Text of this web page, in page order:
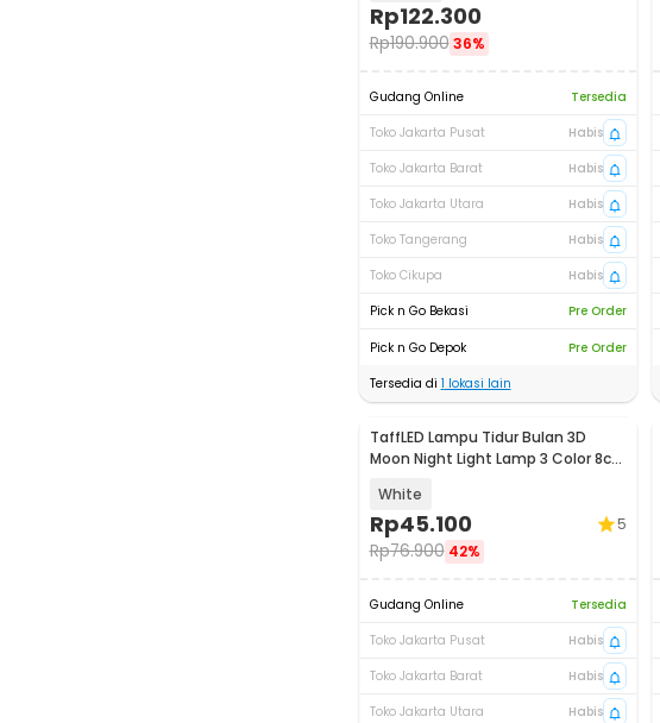
Rp122.300
Rp190.900 36%
Gudang Online
Tersedia
Toko Jakarta Pusat
Habis
Toko Jakarta Barat
Habis
Toko Jakarta Utara
Habis
Toko Tangerang
Habis
Toko Cikupa
Habis
Pick n Go Bekasi
Pre Order
Pick n Go Depok
Pre Order
Tersedia di 1 lokasi lain
TaffLED Lampu Tidur Bulan 3D
Moon Night Light Lamp 3 Color 8cm
White
Rp45.100
Rp76.900 42%
5
Gudang Online
Tersedia
Toko Jakarta Pusat
Habis
Toko Jakarta Barat
Habis
Toko Jakarta Utara
Habis